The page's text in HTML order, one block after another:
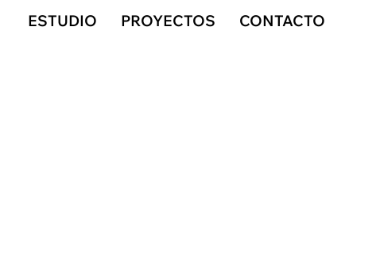
ESTUDIO PROYECTOS CONTACTO